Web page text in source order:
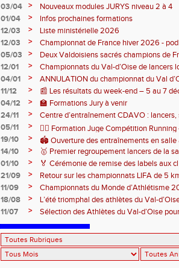
03/04
>
Nouveaux modules JURYS niveau 2 à 4
01/04
>
Infos prochaines formations
12/03
>
Liste ministérielle 2026
12/03
>
Championnat de France hiver 2026 -
05/03
>
Deux Valdoisiens sacrés champions de
Bourges 🥇
12/01 >
Championnats du Val-d’Oise de lancers
au stade des Maradas
04/01 >
ANNULATION du championnat du Val
11/12
>
📰 Les résultats du week-end – 5 au 7
04/12
>
🏫 Formations Jury à venir
24/11
>
Centre d’entraînement CDAVO : lancers,
05/11
>
🏃‍♂️ Formation Juge Compétition
19/10
>
🏟️ Ouverture des entraînements en
14/10
>
🥇 Premier regroupement lancers de la
01/10
>
🏅 Cérémonie de remise des labels aux
21/09
>
Retour sur les championnats LIFA de 5
11/09
>
Championnats du Monde d’Athlétisme
18/08
>
L’été triomphal des athlètes du Val-
11/07
>
Sélection des Athlètes du Val-d’Oise